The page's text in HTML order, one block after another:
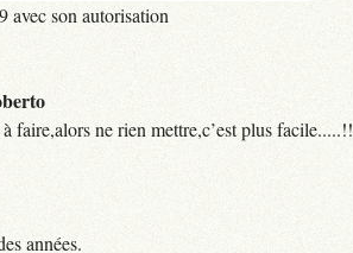
avec son autorisation
faire,alors ne rien mettre,c’est plus facile.....!!
années.